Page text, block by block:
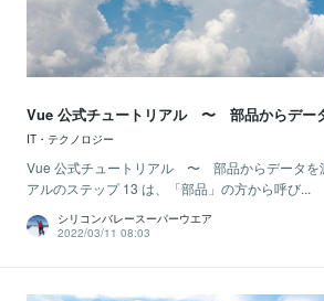
Vue 公式チュートリアル 〜 部品からデー
IT・テクノロジー
Vue 公式チュートリアル 〜 部品からデータを
アルのステップ 13 は、「部品」の方から呼び...
シリコンバレースーパーウエア
2022/03/11 08:03